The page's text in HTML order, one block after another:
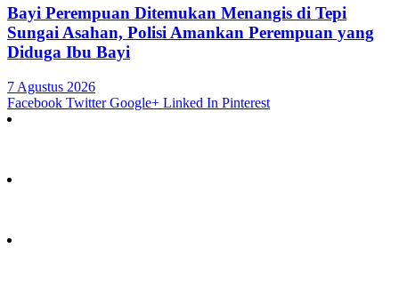
Bayi Perempuan Ditemukan Menangis di Tepi
Sungai Asahan, Polisi Amankan Perempuan yang
Diduga Ibu Bayi
7 Agustus 2026
Facebook Twitter Google+ Linked In Pinterest